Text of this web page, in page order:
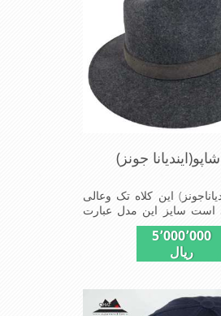
جونز)
این کلاه تک وعالی
است سایز این مدل عبارت
از-58-59-60-موجوداست Made in
Germany
5٬000٬000
ریال